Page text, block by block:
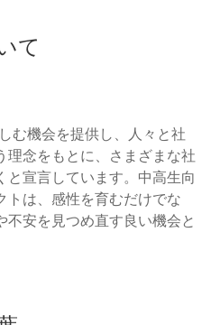
て
む機会を提供し、人々と社
理念をもとに、さまざまな社
宣言しています。中高生向
トは、感性を育むだけでな
不安を見つめ直す良い機会と